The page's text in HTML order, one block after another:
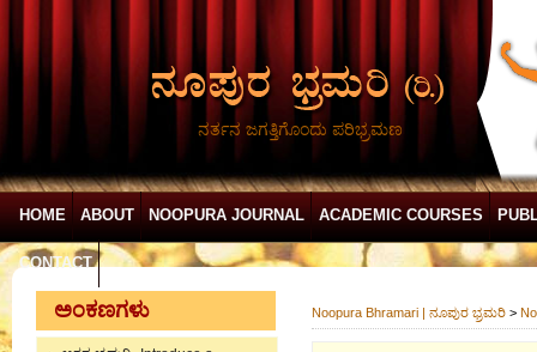
ನರ್ತನ ಜಗತ್ತಿಗೊಂದು ಪರಿಭ್ರಮಣ
HOME ABOUT NOOPURA JOURNAL ACADEMIC COURSES
CONTACT
ಅಂಕಣಗಳು Noopura Bhramari | ನೂಪುರ ಭ್ರಮರಿ >